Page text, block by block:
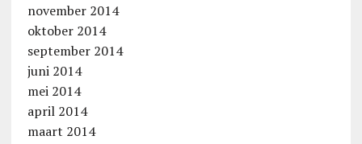
november 2014
oktober 2014
september 2014
juni 2014
mei 2014
april 2014
maart 2014